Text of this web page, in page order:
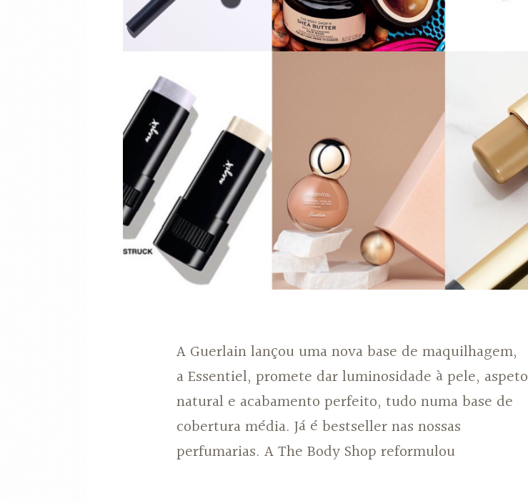
A Guerlain lançou uma nova base de maquilhagem,
a Essentiel, promete dar luminosidade à pele, aspeto
natural e acabamento perfeito, tudo numa base de
cobertura média. Já é bestseller nas nossas
perfumarias. A The Body Shop reformulou